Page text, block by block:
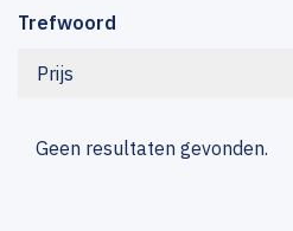
Trefwoord
Prijs
Geen resultaten gevonden.